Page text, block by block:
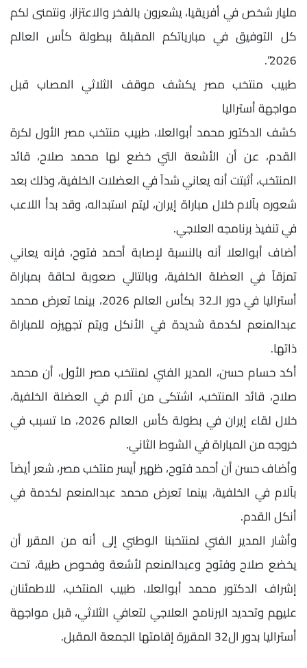
مليار شخص في أفريقيا، يشعرون بالفخر والاعتزاز، ونتمنى لكم
كل التوفيق في مبارياتكم المقبلة ببطولة كأس العالم
2026”.
طبيب منتخب مصر يكشف موقف الثلاثي المصاب قبل
مواجهة أستراليا
كشف الدكتور محمد أبوالعلا، طبيب منتخب مصر الأول لكرة
القدم، عن أن الأشعة التي خضع لها محمد صلاح، قائد
المنتخب، أثبتت أنه يعاني شداً في العضلات الخلفية، وذلك بعد
شعوره بآلام خلال مباراة إيران، ليتم استبداله، وقد بدأ اللاعب
في تنفيذ برنامجه العلاجي.
أضاف أبوالعلا أنه بالنسبة لإصابة أحمد فتوح، فإنه يعاني
تمزقاً في العضلة الخلفية، وبالتالي صعوبة لحاقة بمباراة
أستراليا في دور الـ32 بكأس العالم 2026، بينما تعرض محمد
عبدالمنعم لكدمة شديدة في الأنكل ويتم تجهيزه للمباراة
ذاتها.
أكد حسام حسن، المدير الفني لمنتخب مصر الأول، أن محمد
صلاح، قائد المنتخب، اشتكى من آلام في العضلة الخلفية،
خلال لقاء إيران في بطولة كأس العالم 2026، ما تسبب في
خروجه من المباراة في الشوط الثاني.
وأضاف حسن أن أحمد فتوح، ظهير أيسر منتخب مصر، شعر أيضاً
بآلام في الخلفية، بينما تعرض محمد عبدالمنعم لكدمة في
أنكل القدم.
وأشار المدير الفني لمنتخبنا الوطني إلى أنه من المقرر أن
يخضع صلاح وفتوح وعبدالمنعم لأشعة وفحوص طبية، تحت
إشراف الدكتور محمد أبوالعلا، طبيب المنتخب، للاطمئنان
عليهم وتحديد البرنامج العلاجي لتعافي الثلاثي، قبل مواجهة
أستراليا بدور ال32 المقررة إقامتها الجمعة المقبل.